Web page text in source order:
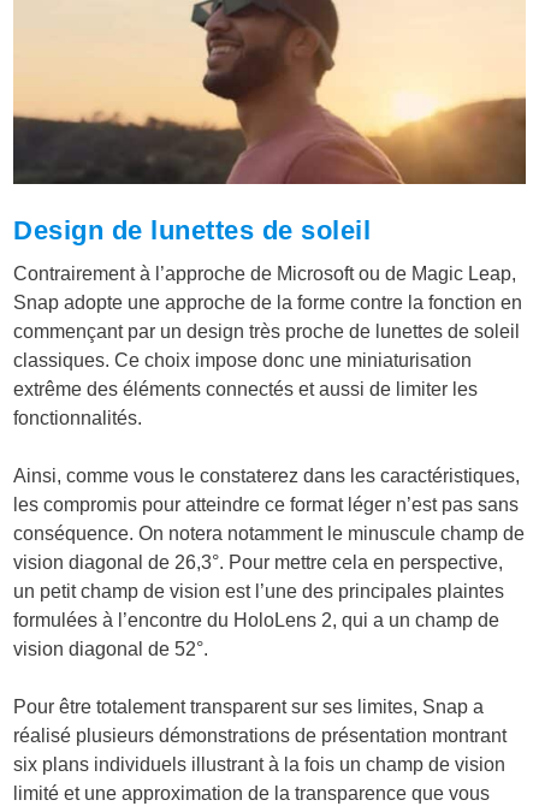
Design de lunettes de soleil
Contrairement à l’approche de Microsoft ou de Magic Leap,
Snap adopte une approche de la forme contre la fonction en
commençant par un design très proche de lunettes de soleil
classiques. Ce choix impose donc une miniaturisation
extrême des éléments connectés et aussi de limiter les
fonctionnalités.
Ainsi, comme vous le constaterez dans les caractéristiques,
les compromis pour atteindre ce format léger n’est pas sans
conséquence. On notera notamment le minuscule champ de
vision diagonal de 26,3°. Pour mettre cela en perspective,
un petit champ de vision est l’une des principales plaintes
formulées à l’encontre du HoloLens 2, qui a un champ de
vision diagonal de 52°.
Pour être totalement transparent sur ses limites, Snap a
réalisé plusieurs démonstrations de présentation montrant
six plans individuels illustrant à la fois un champ de vision
limité et une approximation de la transparence que vous